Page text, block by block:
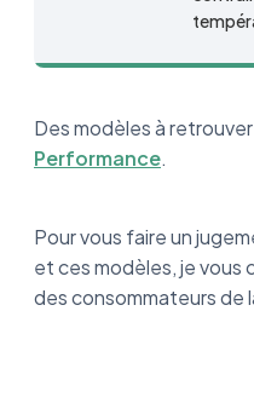
Des modèles à
Performance.
Pour vous faire un
et ces modèles, je vous
des consommateurs de